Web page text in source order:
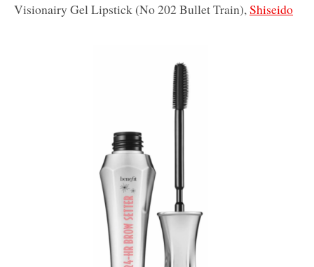
Visionairy Gel Lipstick (No 202 Bullet Train),Shiseido